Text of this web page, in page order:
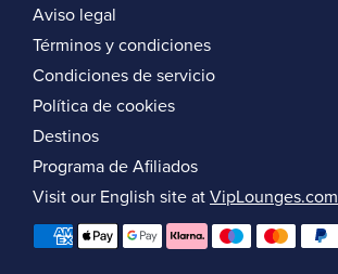
Aviso legal
Términos y condiciones
Condiciones de servicio
Política de cookies
Destinos
Programa de Afiliados
Visit our English site at VipLounges.com